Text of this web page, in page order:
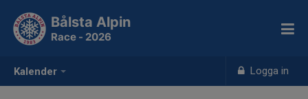
Kalender Logga in
Bålsta Alpin
Race - 2026